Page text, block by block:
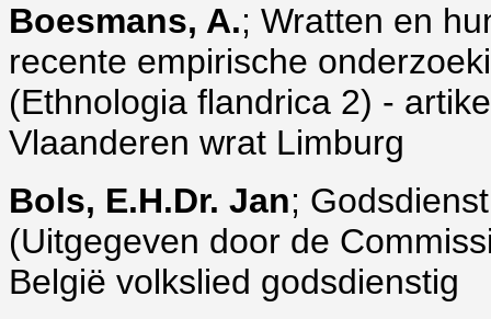
Boesmans, A.; Wratten en
recente empirische
(Ethnologia flandrica 2) -
Vlaanderen wrat Limburg
Bols, E.H.Dr. Jan;
(Uitgegeven door de
België volkslied godsdienstig